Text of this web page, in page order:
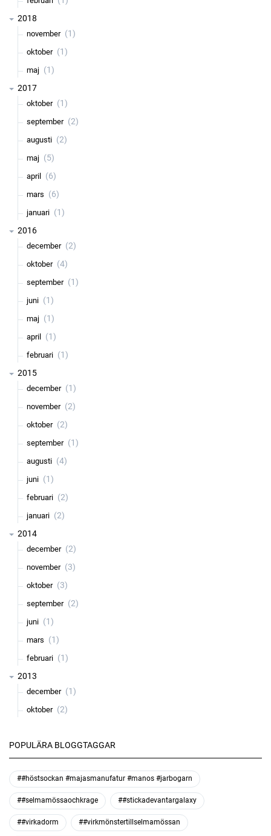
2018
november (1)
oktober (1)
maj (1)
2017
oktober (1)
september (2)
augusti (2)
maj (5)
april (6)
mars (6)
januari (1)
2016
december (2)
oktober (4)
september (1)
juni (1)
maj (1)
april (1)
februari (1)
2015
december (1)
november (2)
oktober (2)
september (1)
augusti (4)
juni (1)
februari (2)
januari (2)
2014
december (2)
november (3)
oktober (3)
september (2)
juni (1)
mars (1)
februari (1)
2013
december (1)
oktober (2)
POPULÄRA BLOGGTAGGAR
##höstsockan #majasmanufatur #manos #jarbogarn
##selmamössaochkrage ##stickadevantargalaxy
##virkadorm ##virkmönstertillselmamössan